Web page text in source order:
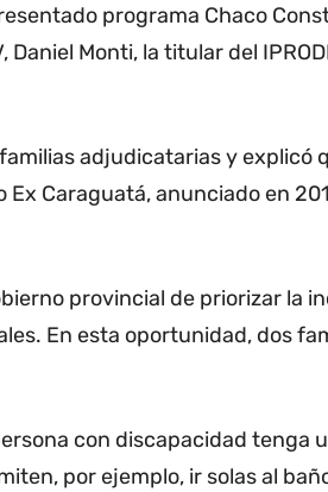
programa Chaco
Monti, la titular del
adjudicatarias y explicó
Caraguatá, anunciado en
provincial de priorizar la
En esta oportunidad, dos
con discapacidad tenga
por ejemplo, ir solas al